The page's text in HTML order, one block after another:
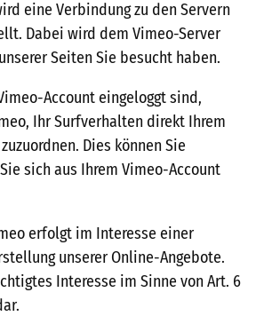
eine Verbindung zu den Servern
Dabei wird dem Vimeo-Server
Seiten Sie besucht haben.
Account eingeloggt sind,
Ihr Surfverhalten direkt Ihrem
Dies können Sie
sich aus Ihrem Vimeo-Account
erfolgt im Interesse einer
unserer Online-Angebote.
Interesse im Sinne von Art. 6